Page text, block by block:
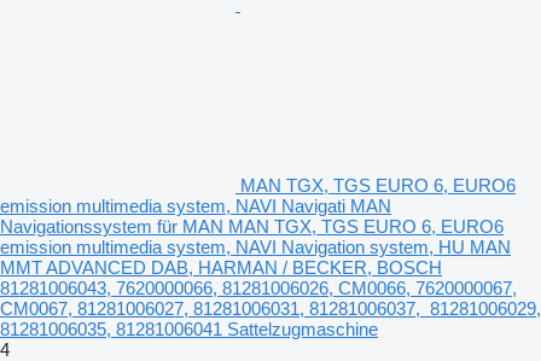
MAN TGX, TGS EURO 6, EURO6
emission multimedia system, NAVI Navigati MAN
Navigationssystem für MAN MAN TGX, TGS EURO 6, EURO6
emission multimedia system, NAVI Navigation system, HU MAN
MMT ADVANCED DAB, HARMAN / BECKER, BOSCH
81281006043, 7620000066, 81281006026, CM0066, 7620000067,
CM0067, 81281006027, 81281006031, 81281006037, 81281006029,
81281006035, 81281006041 Sattelzugmaschine
4